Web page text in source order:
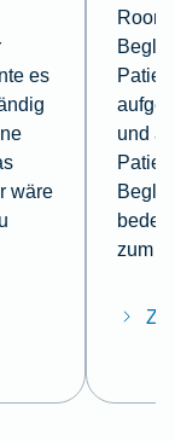
es
wäre
und
zum